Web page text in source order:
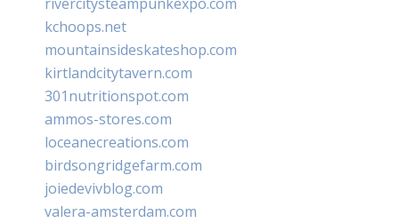
kchoops.net
mountainsideskateshop.com
kirtlandcitytavern.com
301nutritionspot.com
ammos-stores.com
loceanecreations.com
birdsongridgefarm.com
joiedevivblog.com
valera-amsterdam.com